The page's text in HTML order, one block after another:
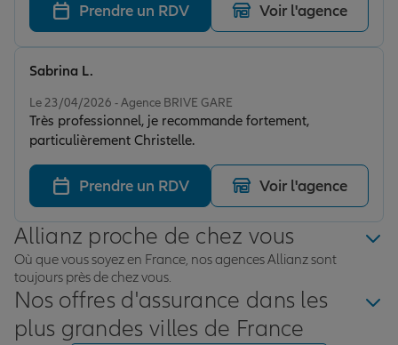
Prendre un RDV Voir l'agence
Le 23/04/2026 - Agence BRIVE GARE
Très professionnel, je recommande fortement,
particulièrement Christelle.
Sabrina L.
Prendre un RDV Voir l'agence
Allianz proche de chez vous
Où que vous soyez en France, nos agences Allianz sont
toujours près de chez vous.
Nos offres d'assurance dans les
plus grandes villes de France